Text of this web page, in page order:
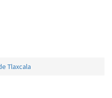
Tlaxcala